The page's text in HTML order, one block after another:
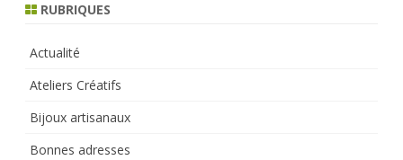
RUBRIQUES
Actualité
Ateliers Créatifs
Bijoux artisanaux
Bonnes adresses